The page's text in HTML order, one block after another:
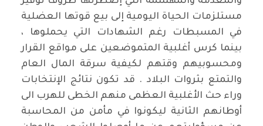
مستلزمات الحياة اليومية إلى بيع قوتها العضلية
في المسبطات رغم الشهادات التي يحملوها ،
بينما كرس أغلبية المتموضعين على مواقع القرار
ومحسوبيهم وقتهم لكيفية سرقة المال العام
والتمتع بثروات البلاد . قد تكون نتائج الإنتخابات
وراء حث الأغلبية العظمى منهم الخطى للهرب الى
أوطانهم الثانية ليكونوا في مأمن من المحاسبة